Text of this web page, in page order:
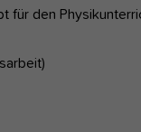
für den